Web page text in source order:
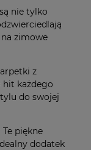
nie tylko
na zimowe
z
każdego
do swojej
: Te piękne
dodatek